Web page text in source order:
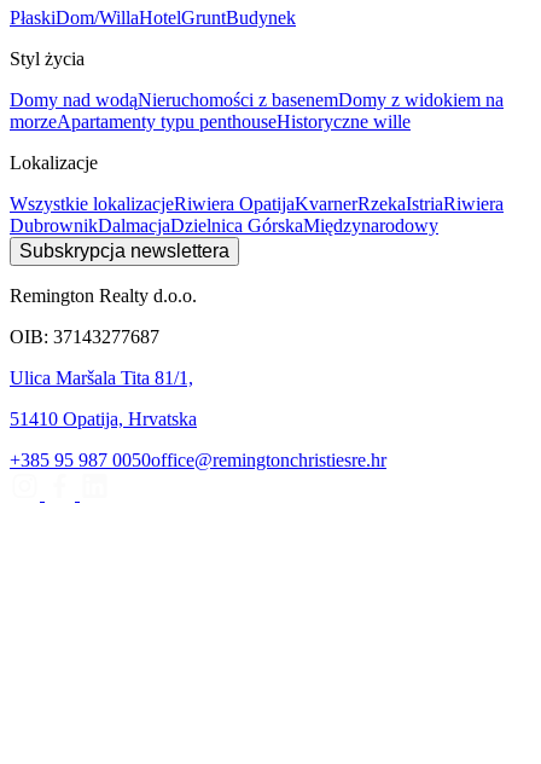
PłaskiDom/WillaHotelGruntBudynek
Styl życia
Domy nad wodąNieruchomości z basenemDomy z widokiem na
morzeApartamenty typu penthouseHistoryczne wille
Lokalizacje
Wszystkie lokalizacjeRiwiera OpatijaKvarnerRzekaIstriaRiwiera
DubrownikDalmacjaDzielnica GórskaMiędzynarodowy
Subskrypcja newslettera
Remington Realty d.o.o.
OIB: 37143277687
Ulica Maršala Tita 81/1,
51410 Opatija, Hrvatska
+385 95 987 0050office@remingtonchristiesre.hr